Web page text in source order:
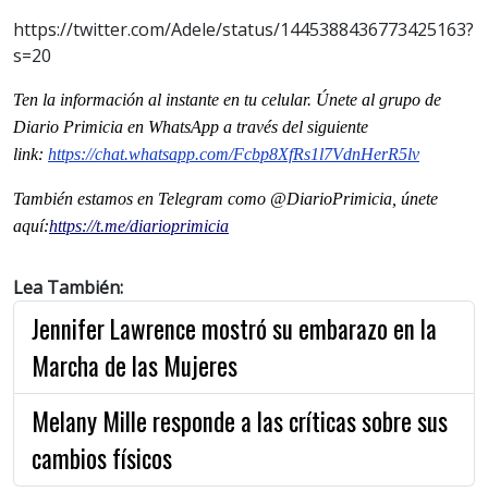
https://twitter.com/Adele/status/1445388436773425163?
s=20
Ten la información al instante en tu celular. Únete al grupo de
Diario Primicia en WhatsApp a través del siguiente
link: https://chat.whatsapp.com/Fcbp8XfRs1l7VdnHerR5lv
También estamos en Telegram como @DiarioPrimicia, únete
aquí:https://t.me/diarioprimicia
Lea También:
Jennifer Lawrence mostró su embarazo en la
Marcha de las Mujeres
Melany Mille responde a las críticas sobre sus
cambios físicos